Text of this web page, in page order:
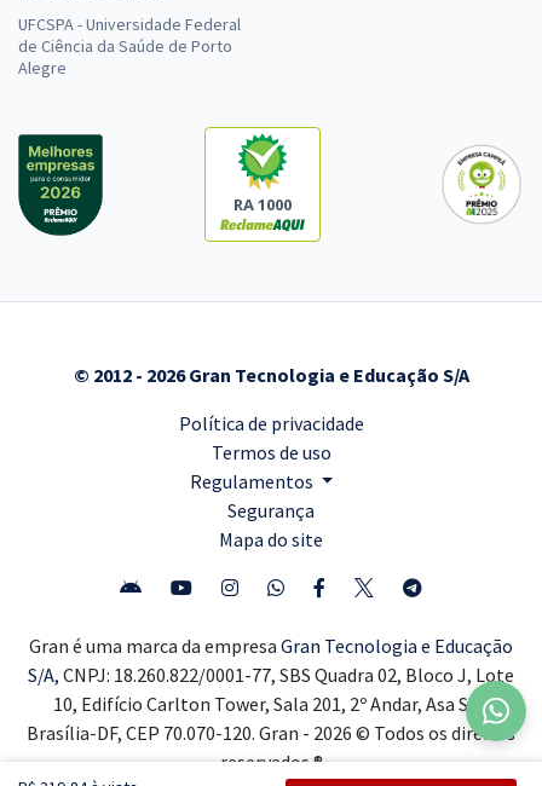
UFCSPA - Universidade Federal
de Ciência da Saúde de Porto
Alegre
RA 1000
© 2012 - 2026 Gran Tecnologia e Educação S/A
Política de privacidade
Termos de uso
Regulamentos
Segurança
Mapa do site
Gran é uma marca da empresa Gran Tecnologia e Educação
S/A, CNPJ: 18.260.822/0001-77, SBS Quadra 02, Bloco J, Lote
10, Edifício Carlton Tower, Sala 201, 2º Andar, Asa Sul,
Brasília-DF, CEP 70.070-120. Gran - 2026 © Todos os direitos
reservados ®